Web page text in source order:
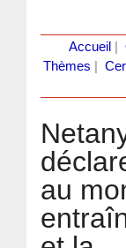
Accueil
Thèmes
au